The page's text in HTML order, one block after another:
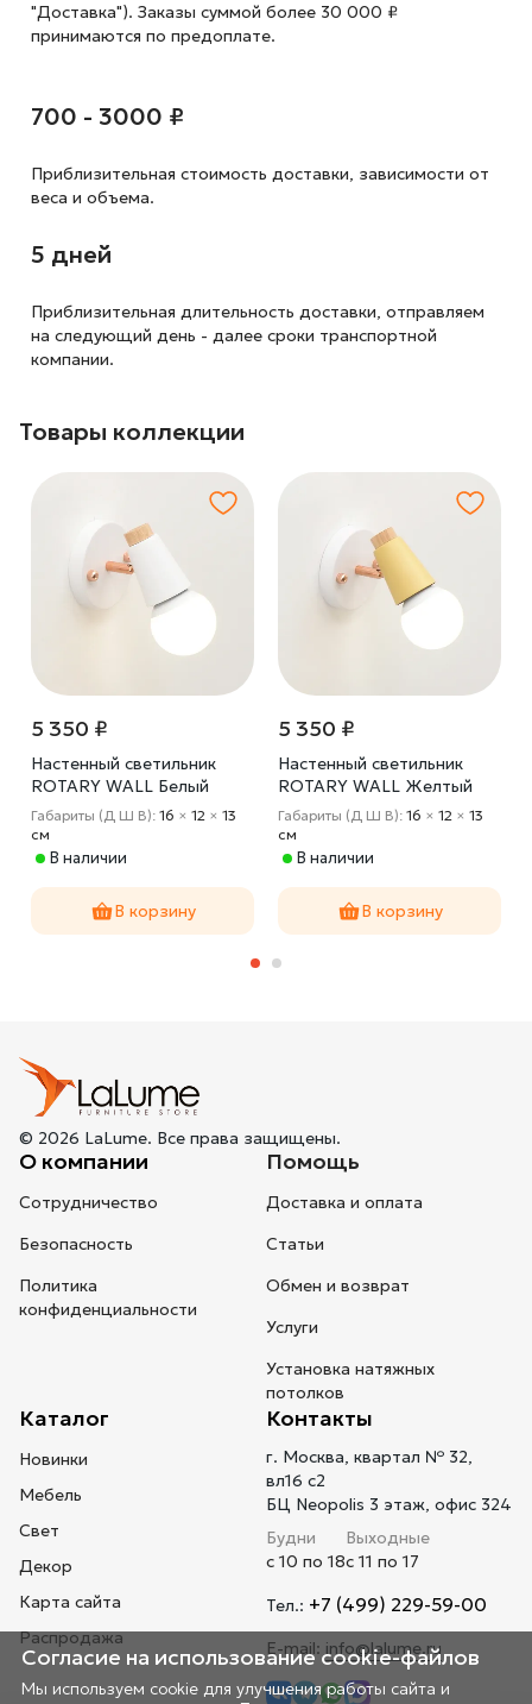
"Доставка"). Заказы суммой более 30 000 ₽
принимаются по предоплате.
700 - 3000 ₽
Приблизительная стоимость доставки, зависимости от
веса и объема.
5 дней
Приблизительная длительность доставки, отправляем
на следующий день - далее сроки транспортной
компании.
Товары коллекции
5 350 ₽
Настенный светильник
ROTARY WALL Белый
Габариты (Д Ш В): 16 × 12 × 13
cм
В наличии
В корзину
5 350 ₽
Настенный светильник
ROTARY WALL Желтый
Габариты (Д Ш В): 16 × 12 × 13
cм
В наличии
В корзину
© 2026 LaLume. Все права защищены.
О компании
Сотрудничество
Безопасность
Политика
конфиденциальности
Помощь
Доставка и оплата
Статьи
Обмен и возврат
Услуги
Установка натяжных
потолков
Каталог
Новинки
Мебель
Свет
Декор
Карта сайта
Распродажа
Контакты
г. Москва, квартал № 32,
вл16 с2
БЦ Neopolis 3 этаж, офис 324
Будни
с 10 по 18
Выходные
с 11 по 17
Тел.: +7 (499) 229-59-00
E-mail: info@lalume.ru
Согласие на использование cookie-файлов
Мы используем cookie для улучшения работы сайта и